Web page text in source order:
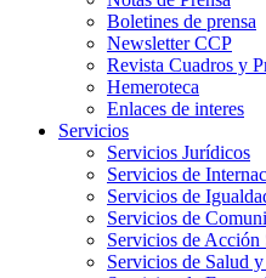
Boletines de prensa
Newsletter CCP
Revista Cuadros y
Hemeroteca
Enlaces de interes
Servicios
Servicios Jurídicos
Servicios de
Servicios de
Servicios de
Servicios de Acción
Servicios de Salud